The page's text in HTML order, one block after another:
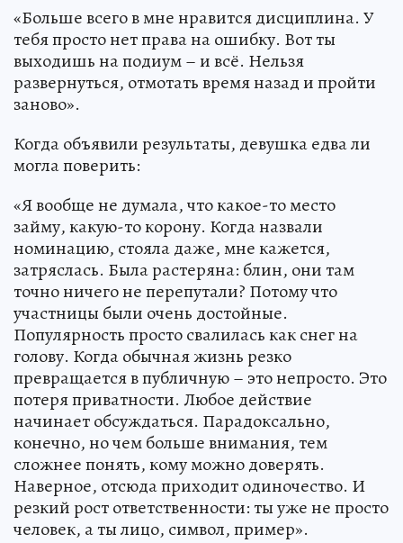
«Больше всего в мне нравится дисциплина. У
тебя просто нет права на ошибку. Вот ты
выходишь на подиум – и всё. Нельзя
развернуться, отмотать время назад и пройти
заново».
Когда объявили результаты, девушка едва ли
могла поверить:
«Я вообще не думала, что какое-то место
займу, какую-то корону. Когда назвали
номинацию, стояла даже, мне кажется,
затряслась. Была растеряна: блин, они там
точно ничего не перепутали? Потому что
участницы были очень достойные.
Популярность просто свалилась как снег на
голову. Когда обычная жизнь резко
превращается в публичную – это непросто. Это
потеря приватности. Любое действие
начинает обсуждаться. Парадоксально,
конечно, но чем больше внимания, тем
сложнее понять, кому можно доверять.
Наверное, отсюда приходит одиночество. И
резкий рост ответственности: ты уже не просто
человек, а ты лицо, символ, пример».